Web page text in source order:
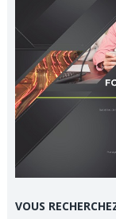
VOUS